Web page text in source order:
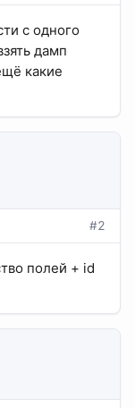
с одного
дамп
какие
#2
полей + id